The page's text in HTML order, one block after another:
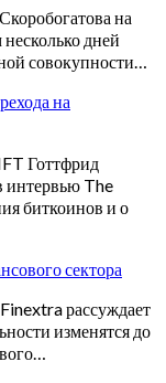
на
дней
совокупности…
на
Готтфрид
The
биткоинов и о
сектора
рассуждает
изменятся до